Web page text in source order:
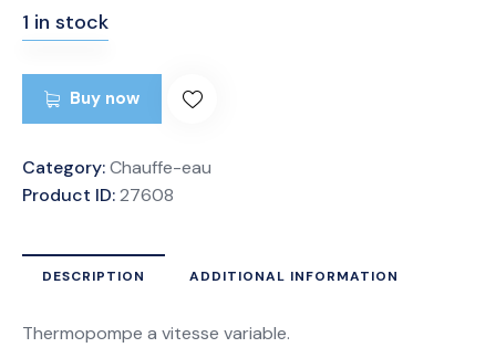
1 in stock
Buy now
Category:Chauffe-eau
Product ID:27608
DESCRIPTION ADDITIONAL INFORMATION
Thermopompe a vitesse variable.